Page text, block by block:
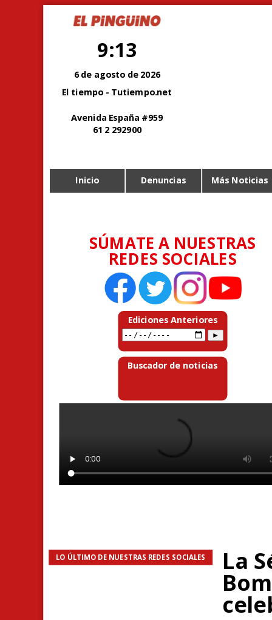
9:13
6 de agosto de 2026
El tiempo - Tutiempo.net
Avenida España #959
61 2 292900
Inicio Denuncias Más Noticias
SÚMATE A NUESTRAS
REDES SOCIALES
Ediciones Anteriores
Buscador de noticias
LO ÚLTIMO DE NUESTRAS REDES SOCIALES La